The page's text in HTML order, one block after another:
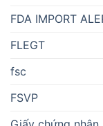
FDA IMPORT
FLEGT
fsc
FSVP